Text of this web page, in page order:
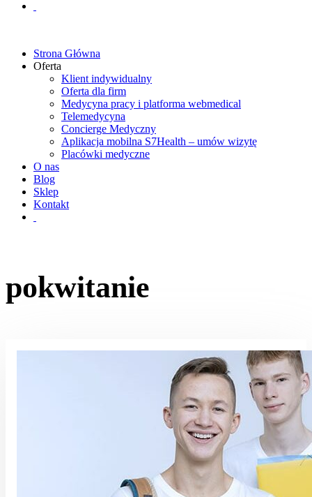
Strona Główna
Oferta
Klient indywidualny
Oferta dla firm
Medycyna pracy i platforma webmedical
Telemedycyna
Concierge Medyczny
Aplikacja mobilna S7Health – umów wizytę
Placówki medyczne
O nas
Blog
Sklep
Kontakt
pokwitanie